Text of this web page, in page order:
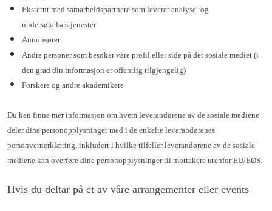
Eksternt med samarbeidspartnere som leverer analyse- og
undersøkelsestjenester
Annonsører
Andre personer som besøker våre profil eller side på det sosiale mediet (i
den grad din informasjon er offentlig tilgjengelig)
Forskere og andre akademikere
Du kan finne mer informasjon om hvem leverandørene av de sosiale mediene
deler dine personopplysninger med i de enkelte leverandørenes
personvernerklæring, inkludert i hvilke tilfeller leverandørene av de sosiale
mediene kan overføre dine personopplysninger til mottakere utenfor EU/EØS.
Hvis du deltar på et av våre arrangementer eller events